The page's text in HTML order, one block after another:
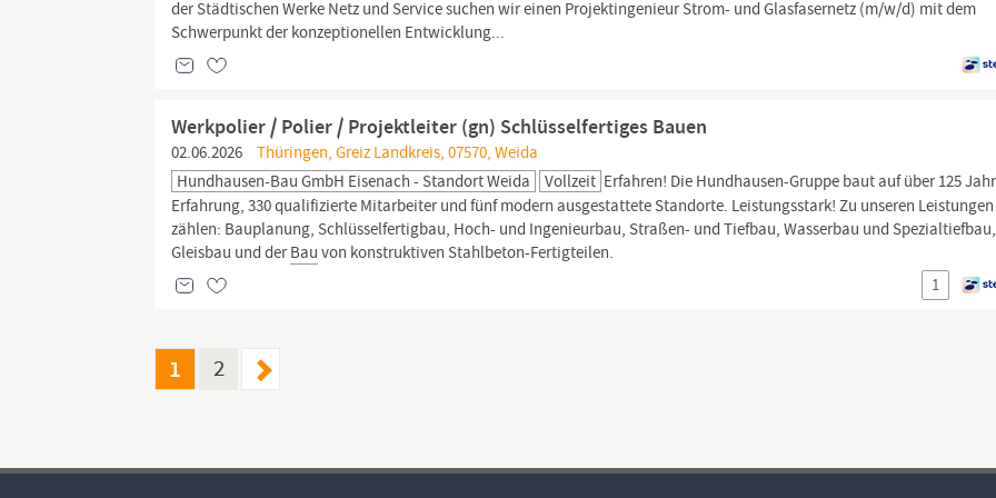
der Städtischen Werke Netz und Service suchen wir einen Projektingenieur Strom- und Glasfasernetz (m/w/d) mit dem
Schwerpunkt der konzeptionellen Entwicklung...
Werkpolier / Polier / Projektleiter (gn) Schlüsselfertiges Bauen
02.06.2026
Thüringen, Greiz Landkreis, 07570, Weida
Hundhausen-Bau GmbH Eisenach - Standort Weida
Vollzeit Erfahren! Die Hundhausen-Gruppe baut auf über 125
Erfahrung, 330 qualifizierte Mitarbeiter und fünf modern ausgestattete Standorte. Leistungsstark! Zu unseren Leistungen
zählen: Bauplanung, Schlüsselfertigbau, Hoch- und Ingenieurbau, Straßen- und Tiefbau, Wasserbau und Spezialtiefbau,
Gleisbau und derBau von konstruktiven Stahlbeton-Fertigteilen.
1
1 2